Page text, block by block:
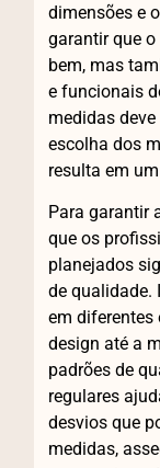
dimensões e
garantir que
bem, mas
e funcionais
medidas
escolha dos
resulta em
Para garantir
que os
planejados
de qualidade.
em diferentes
design até a
padrões de
regulares
desvios que
medidas,